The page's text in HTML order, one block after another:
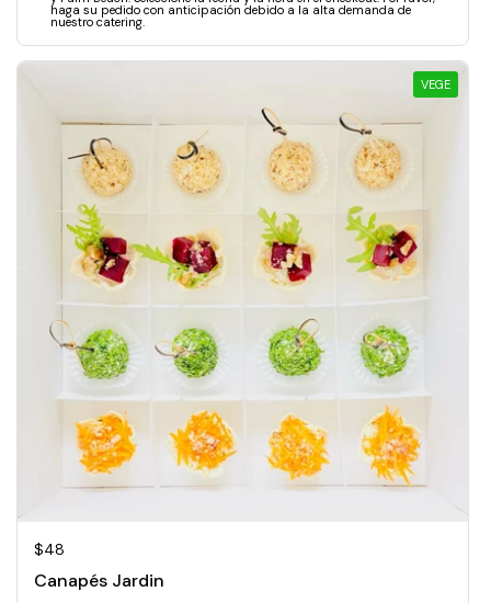
haga su pedido con anticipación debido a la alta demanda de
nuestro catering.
Precio normal
$48
Canapés Jardin
VEGE